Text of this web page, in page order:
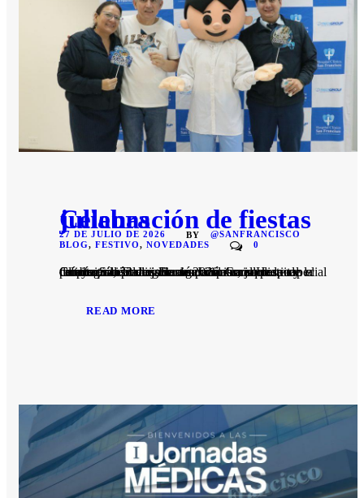
Celebración de fiestas julianas
27 DE JULIO DE 2026 BY
@SANFRANCISCO
BLOG, FESTIVO, NOVEDADES 0
Guayaquil, 23 de julio de 2026. Como parte de la celebración por las Fiestas Julianas, el Hospital Clínica San Francisco organizó una jornada especial de integración dirigida a sus colaboradores, con el propósito de reconocer su compromiso diario y fortalecer los lazos de compañerismo que caracterizan a la institución.
READ MORE